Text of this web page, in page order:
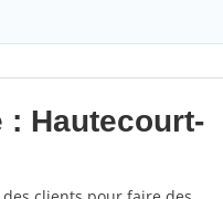
Hautecourt-